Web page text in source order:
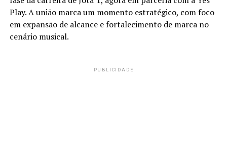
Play. A união marca um momento estratégico, com foco
em expansão de alcance e fortalecimento de marca no
cenário musical.
PUBLICIDADE